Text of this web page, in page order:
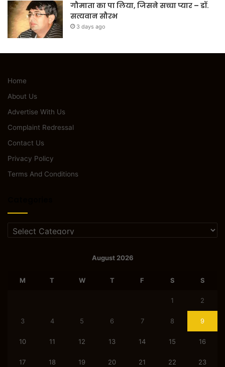
गौमाता का पा लिया, जिसने सच्चा प्यार – डॉ.
सत्यवान सौरभ
3 days ago
Home
About Us
Advertise With Us
Complaint Redressal
Contact Us
Privacy Policy
Terms And Conditions
Categories
August 2026
M T W T F S S
1 2
3 4 5 6 7 8 9
10 11 12 13 14 15 16
17 18 19 20 21 22 23